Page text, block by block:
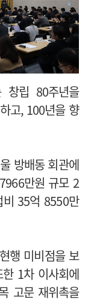
창립 80주년을
고, 100년을 향
방배동 회관에
만원 규모 2
비 35억 8550만
행 미비점을 보
한 1차 이사회에
고문 재위촉을